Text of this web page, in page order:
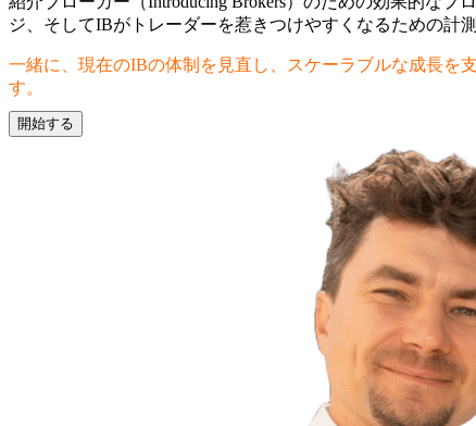
ジ、そしてIBがトレーダーを惹きつけやすくなるための計
一緒に、現在のIBの体制を見直し、スケーラブルな成長を
す。
開始する